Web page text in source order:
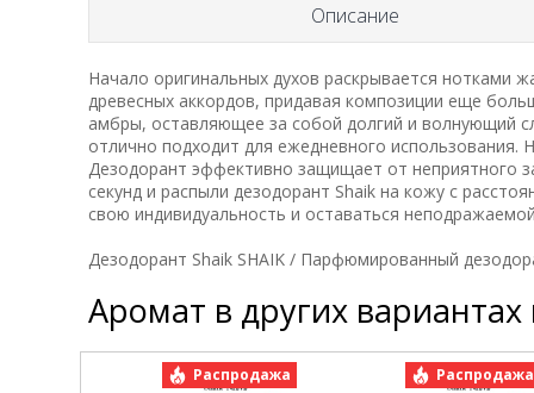
Описание
Начало оригинальных духов раскрывается нотками
древесных аккордов, придавая композиции еще
амбры, оставляющее за собой долгий и волнующий
отлично подходит для ежедневного
Дезодорант эффективно защищает от неприятного
секунд и распыли дезодорант Shaik на кожу с
свою индивидуальность и оставаться
Дезодорант Shaik SHAIK / Парфюмированный
Аромат в других
Распродажа Распродажа